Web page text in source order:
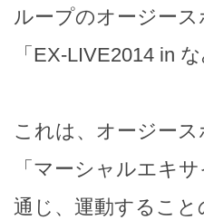
ループのオージー
「EX-LIVE2014 in
これは、オージー
「マーシャルエキ
通じ、運動するこ